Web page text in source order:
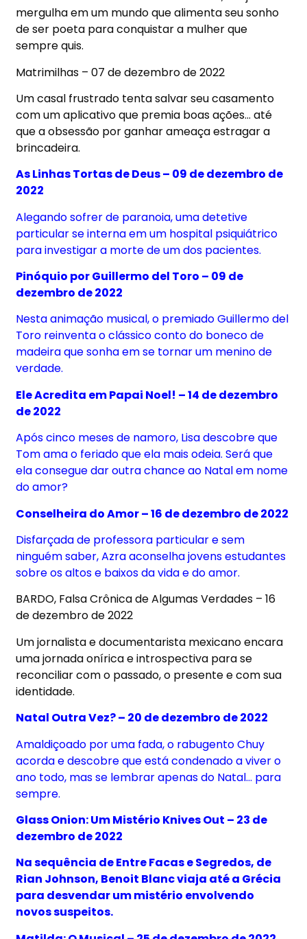
mergulha em um mundo que alimenta seu sonho
de ser poeta para conquistar a mulher que
sempre quis.
Matrimilhas – 07 de dezembro de 2022
Um casal frustrado tenta salvar seu casamento
com um aplicativo que premia boas ações… até
que a obsessão por ganhar ameaça estragar a
brincadeira.
As Linhas Tortas de Deus – 09 de dezembro de
2022
Alegando sofrer de paranoia, uma detetive
particular se interna em um hospital psiquiátrico
para investigar a morte de um dos pacientes.
Pinóquio por Guillermo del Toro – 09 de
dezembro de 2022
Nesta animação musical, o premiado Guillermo del
Toro reinventa o clássico conto do boneco de
madeira que sonha em se tornar um menino de
verdade.
Ele Acredita em Papai Noel! – 14 de dezembro
de 2022
Após cinco meses de namoro, Lisa descobre que
Tom ama o feriado que ela mais odeia. Será que
ela consegue dar outra chance ao Natal em nome
do amor?
Conselheira do Amor – 16 de dezembro de 2022
Disfarçada de professora particular e sem
ninguém saber, Azra aconselha jovens estudantes
sobre os altos e baixos da vida e do amor.
BARDO, Falsa Crônica de Algumas Verdades – 16
de dezembro de 2022
Um jornalista e documentarista mexicano encara
uma jornada onírica e introspectiva para se
reconciliar com o passado, o presente e com sua
identidade.
Natal Outra Vez? – 20 de dezembro de 2022
Amaldiçoado por uma fada, o rabugento Chuy
acorda e descobre que está condenado a viver o
ano todo, mas se lembrar apenas do Natal… para
sempre.
Glass Onion: Um Mistério Knives Out – 23 de
dezembro de 2022
Na sequência de Entre Facas e Segredos, de
Rian Johnson, Benoit Blanc viaja até a Grécia
para desvendar um mistério envolvendo
novos suspeitos.